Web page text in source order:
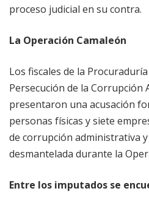
proceso judicial en su contra.
La Operación Camaleón
Los fiscales de la
Persecución de la Corrupción
presentaron una acusación
personas físicas y siete
de corrupción administrativa
desmantelada durante la
Entre los imputados se